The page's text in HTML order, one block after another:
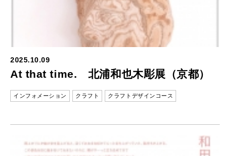
2025.10.09
At that time. 北浦和也木彫展（京都）
インフォメーション クラフト クラフトデザインコース